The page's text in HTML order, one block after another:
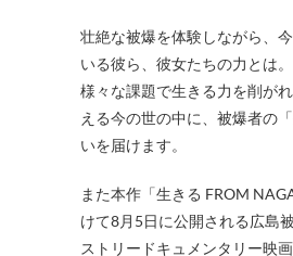
壮絶な被爆を体験しながら、
いる彼ら、彼女たちの力とは。
様々な課題で生きる力を削が
える今の世の中に、被爆者の
いを届けます。
また本作「生きる FROM
けて8月5日に公開される広島
ストリードキュメンタリー映